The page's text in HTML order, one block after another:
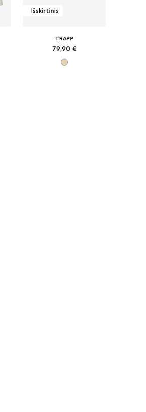
Išskirtinis
TRAPP
79,90 €